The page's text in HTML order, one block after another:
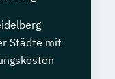
Städte mit